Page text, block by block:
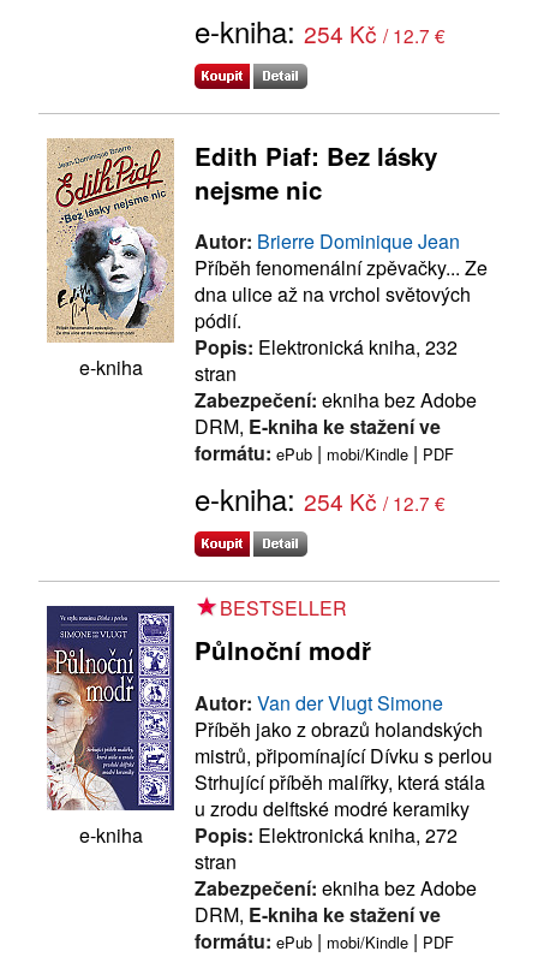
e-kniha: 254 Kč / 12.7 €
e-kniha
Edith Piaf: Bez lásky
nejsme nic
Autor: Brierre Dominique Jean
Příběh fenomenální zpěvačky... Ze
dna ulice až na vrchol světových
pódií.
Popis: Elektronická kniha, 232
stran
Zabezpečení: ekniha bez Adobe
DRM, E-kniha ke stažení ve
formátu: ePub | mobi/Kindle | PDF
e-kniha: 254 Kč / 12.7 €
e-kniha
BESTSELLER
Půlnoční modř
Autor: Van der Vlugt Simone
Příběh jako z obrazů holandských
mistrů, připomínající Dívku s perlou
Strhující příběh malířky, která stála
u zrodu delftské modré keramiky
Popis: Elektronická kniha, 272
stran
Zabezpečení: ekniha bez Adobe
DRM, E-kniha ke stažení ve
formátu: ePub | mobi/Kindle | PDF